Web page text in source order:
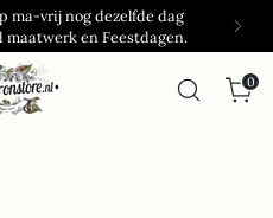
ma-vrij nog dezelfde dag
en Feestdagen.
0